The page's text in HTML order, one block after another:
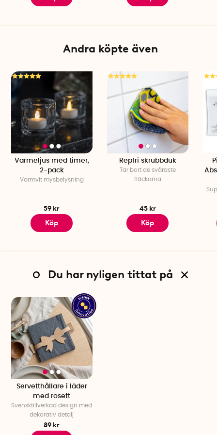
Andra köpte även
Värmeljus med timer,
2-pack
Varmvit mysbelysning
59 kr
Köp
Repfri skrubbduk
Tar bort de svåraste
fläckarna
45 kr
Köp
Du har nyligen tittat på
Servetthållare i läder
med rosett
Svensktillverkad design med
dekorativ detalj
89 kr